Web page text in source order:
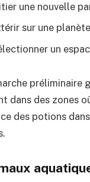
une nouvelle
sur une
un
préliminaire
dans des zones
des potions